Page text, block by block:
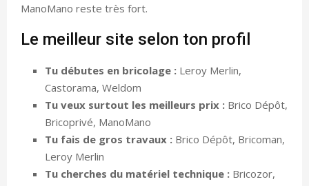
ManoMano reste très fort.
Le meilleur site selon ton profil
Tu débutes en bricolage : Leroy Merlin,
Castorama, Weldom
Tu veux surtout les meilleurs prix : Brico Dépôt,
Bricoprivé, ManoMano
Tu fais de gros travaux : Brico Dépôt, Bricoman,
Leroy Merlin
Tu cherches du matériel technique : Bricozor,